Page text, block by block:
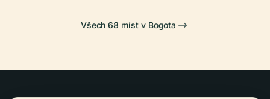
Všech 68 míst v Bogota